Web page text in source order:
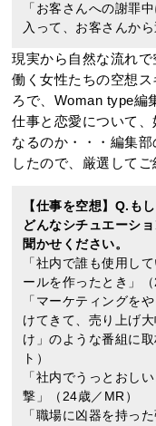
「お客さんへの謝罪
入って、お客さんか
現実から自然な流れで
働く女性たちの空想
ろで、Woman type編
仕事と恋愛について
なるのか・・・編集
したので、厳選してご
【仕事を空想】Q.も
どんなシチュエーシ
聞かせください。
「社内で誰も使用し
ールを作ったとき」
「マーケティングを
けてきて、売り上げ
け」のような番組に
ト）
「社内でうっとおし
撃」（24歳／MR）
「職場に凶器を持っ